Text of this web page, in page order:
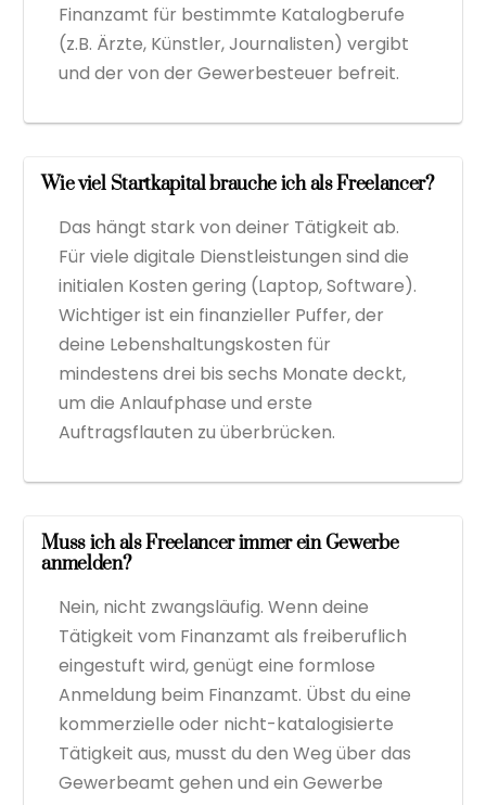
Finanzamt für bestimmte Katalogberufe
(z.B. Ärzte, Künstler, Journalisten) vergibt
und der von der Gewerbesteuer befreit.
Wie viel Startkapital brauche ich als Freelancer?
Das hängt stark von deiner Tätigkeit ab.
Für viele digitale Dienstleistungen sind die
initialen Kosten gering (Laptop, Software).
Wichtiger ist ein finanzieller Puffer, der
deine Lebenshaltungskosten für
mindestens drei bis sechs Monate deckt,
um die Anlaufphase und erste
Auftragsflauten zu überbrücken.
Muss ich als Freelancer immer ein Gewerbe
anmelden?
Nein, nicht zwangsläufig. Wenn deine
Tätigkeit vom Finanzamt als freiberuflich
eingestuft wird, genügt eine formlose
Anmeldung beim Finanzamt. Übst du eine
kommerzielle oder nicht-katalogisierte
Tätigkeit aus, musst du den Weg über das
Gewerbeamt gehen und ein Gewerbe